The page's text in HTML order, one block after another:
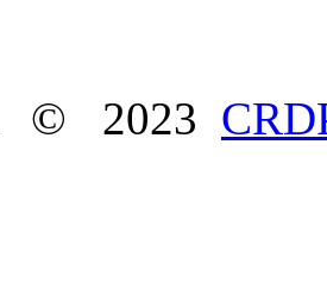
© 2023